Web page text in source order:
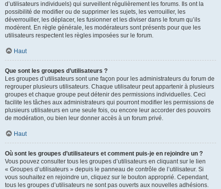
d’utilisateurs individuels) qui surveillent régulièrement les forums. Ils ont la
possibilité de modifier ou de supprimer les sujets, les verrouiller, les
déverrouiller, les déplacer, les fusionner et les diviser dans le forum qu’ils
modèrent. En règle générale, les modérateurs sont présents pour que les
utilisateurs respectent les règles imposées sur le forum.
Haut
Que sont les groupes d’utilisateurs ?
Les groupes d’utilisateurs sont une façon pour les administrateurs du forum de
regrouper plusieurs utilisateurs. Chaque utilisateur peut appartenir à plusieurs
groupes et chaque groupe peut détenir des permissions individuelles. Ceci
facilite les tâches aux administrateurs qui pourront modifier les permissions de
plusieurs utilisateurs en une seule fois, ou encore leur accorder des pouvoirs
de modération, ou bien leur donner accès à un forum privé.
Haut
Où sont les groupes d’utilisateurs et comment puis-je en rejoindre un ?
Vous pouvez consulter tous les groupes d’utilisateurs en cliquant sur le lien
« Groupes d’utilisateurs » depuis le panneau de contrôle de l’utilisateur. Si
vous souhaitez en rejoindre un, cliquez sur le bouton approprié. Cependant,
tous les groupes d’utilisateurs ne sont pas ouverts aux nouvelles adhésions.